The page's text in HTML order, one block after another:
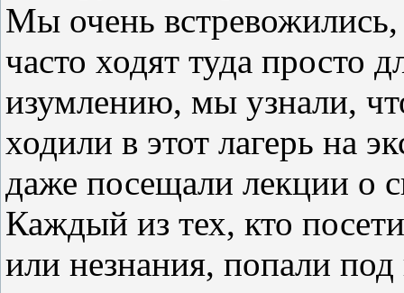
Мы очень встревожились,
часто ходят туда просто
изумлению, мы узнали,
ходили в этот лагерь на
даже посещали лекции о
Каждый из тех, кто
или незнания, попали